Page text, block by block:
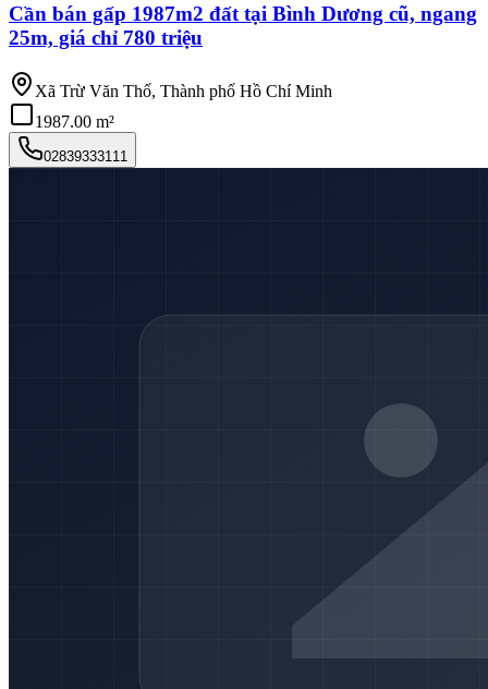
Cần bán gấp 1987m2 đất tại Bình Dương cũ, ngang
25m, giá chỉ 780 triệu
Xã Trừ Văn Thố, Thành phố Hồ Chí Minh
1987.00 m²
02839333111